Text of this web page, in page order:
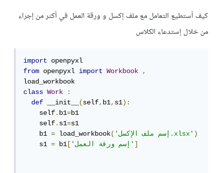
كيف أستطيع التعامل مع ملف إكسل و ورقة العمل في أكثر من إجراء
من خلال إستدعاء الكلاس
import
from openpyxl import Workbook
,
class
Work
:
def
__init__(self,b1,s1):
    self
.b1=b1
    self
.s1=s1
    b1
= load_workbook( 'إسم ملف الإكسل.xlsx')
    s1
= b1 [ 'إسم ورقة العمل']